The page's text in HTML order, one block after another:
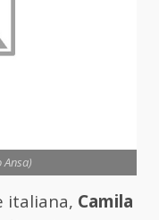
Ansa)
italiana, Camila